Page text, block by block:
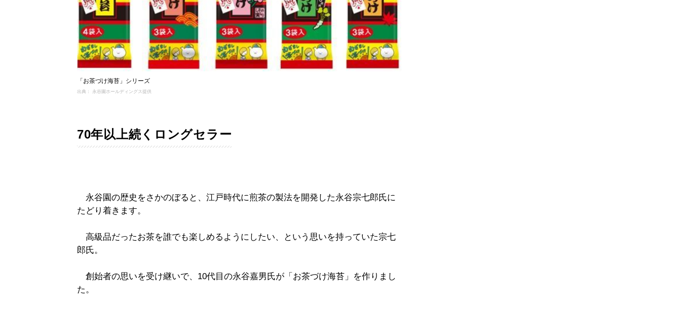
「お茶づけ海苔」シリーズ
出典： 永谷園ホールディングス提供
70年以上続くロングセラー
永谷園の歴史をさかのぼると、江戸時代に煎茶の製法を開発した永谷宗七郎氏に
たどり着きます。
高級品だったお茶を誰でも楽しめるようにしたい、という思いを持っていた宗七
郎氏。
創始者の思いを受け継いで、10代目の永谷嘉男氏が「お茶づけ海苔」を作りまし
た。